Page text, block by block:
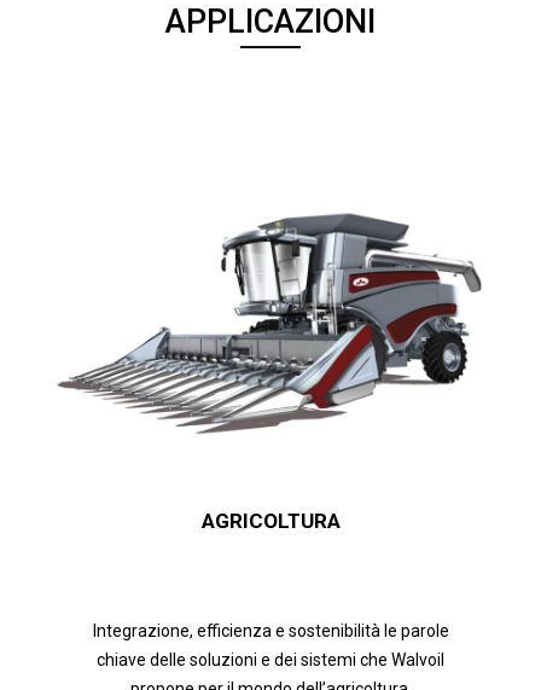
APPLICAZIONI
AGRICOLTURA
Integrazione, efficienza e sostenibilità le parole
chiave delle soluzioni e dei sistemi che Walvoil